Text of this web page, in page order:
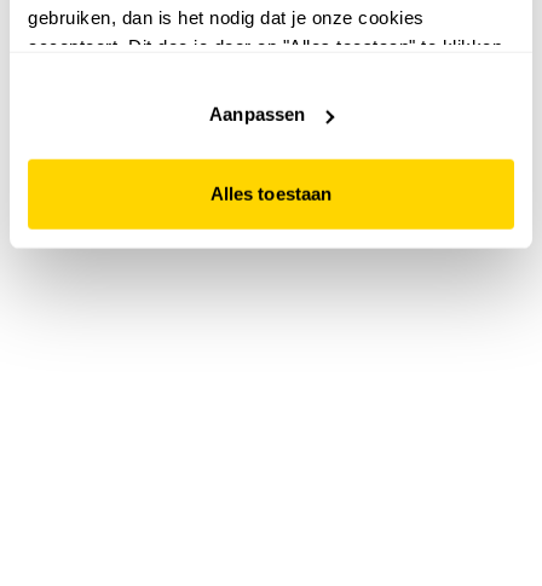
gebruiken, dan is het nodig dat je onze cookies
accepteert. Dit doe je door op "Alles toestaan" te klikken.
website niet optimaal functioneert.
Aanpassen
Alles toestaan